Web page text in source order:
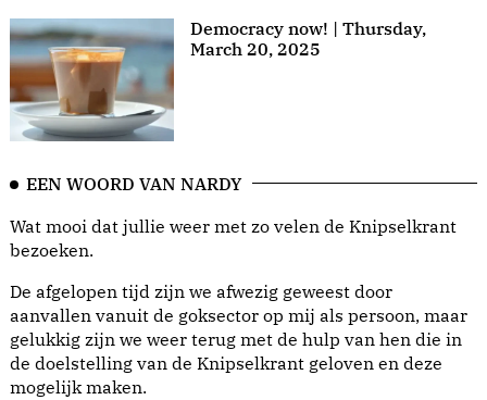
Democracy now! | Thursday,
March 20, 2025
EEN WOORD VAN NARDY
Wat mooi dat jullie weer met zo velen de Knipselkrant
bezoeken.
De afgelopen tijd zijn we afwezig geweest door
aanvallen vanuit de goksector op mij als persoon, maar
gelukkig zijn we weer terug met de hulp van hen die in
de doelstelling van de Knipselkrant geloven en deze
mogelijk maken.